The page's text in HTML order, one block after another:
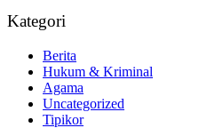
Kategori
Berita
Hukum & Kriminal
Agama
Uncategorized
Tipikor